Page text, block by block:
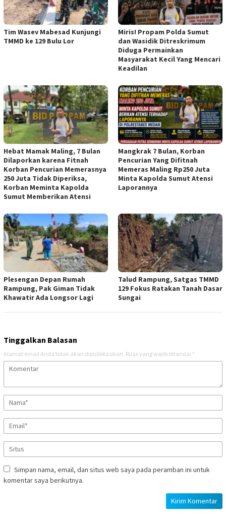
Tim Wasev Mabesad Kunjungi
TMMD ke 129 Bulu Lor
Miris! Propam Polda Sumut
dan Wasidik Ditreskrimum
Diduga Permainkan
Masyarakat Kecil Yang Mencari
Keadilan
Hebat Mamak Maling, 7 Bulan
Dilaporkan karena Fitnah
Korban Pencurian Memerasnya
250 Juta Tidak Diperiksa,
Korban Meminta Kapolda
Sumut Memberikan Atensi
Mangkrak 7 Bulan, Korban
Pencurian Yang Difitnah
Memeras Maling Rp250 Juta
Minta Kapolda Sumut Atensi
Laporannya
Plesengan Depan Rumah
Rampung, Pak Giman Tidak
Khawatir Ada Longsor Lagi
Talud Rampung, Satgas TMMD
129 Fokus Ratakan Tanah Dasar
Sungai
Tinggalkan Balasan
Alamat email Anda tidak akan dipublikasikan. Ruas yang wajib ditandai *
Simpan nama, email, dan situs web saya pada peramban ini untuk
komentar saya berikutnya.